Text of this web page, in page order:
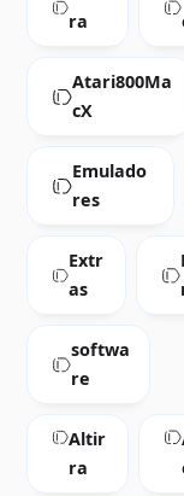
ra
Atari800Ma
cX
Emulado
res
Extr
as
softwa
re
Altir
ra